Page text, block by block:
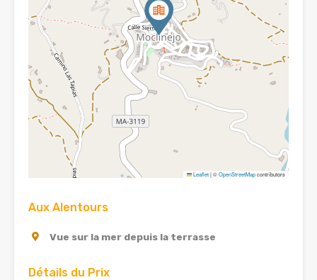
Leaflet|©OpenStreetMapcontributors
Aux Alentours
Vue sur la mer depuis la terrasse
Détails du Prix